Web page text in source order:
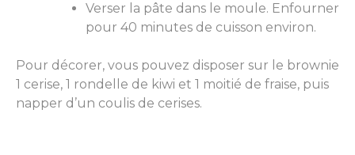
Verser la pâte dans le moule. Enfourner
pour 40 minutes de cuisson environ.
Pour décorer, vous pouvez disposer sur le brownie
1 cerise, 1 rondelle de kiwi et 1 moitié de fraise, puis
napper d’un coulis de cerises.